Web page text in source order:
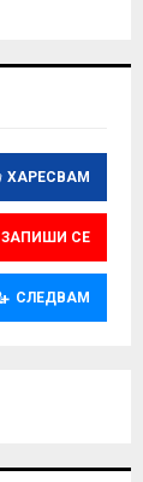
ХАРЕСВАМ
ЗАПИШИ СЕ
СЛЕДВАМ